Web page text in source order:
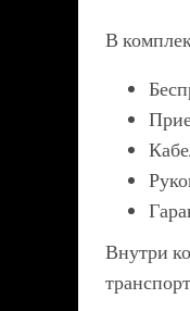
В
Внутри